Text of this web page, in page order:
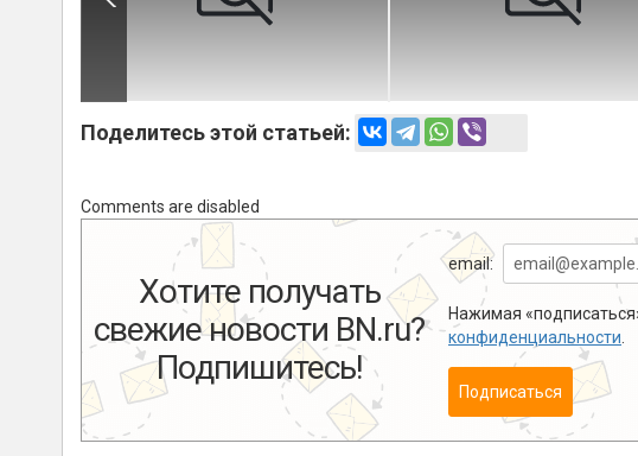
Поделитесь этой статьей:
Comments are disabled
Хотите получать
свежие новости BN.ru?
Подпишитесь!
email:
Нажимая
конфиденциальности
Подписаться